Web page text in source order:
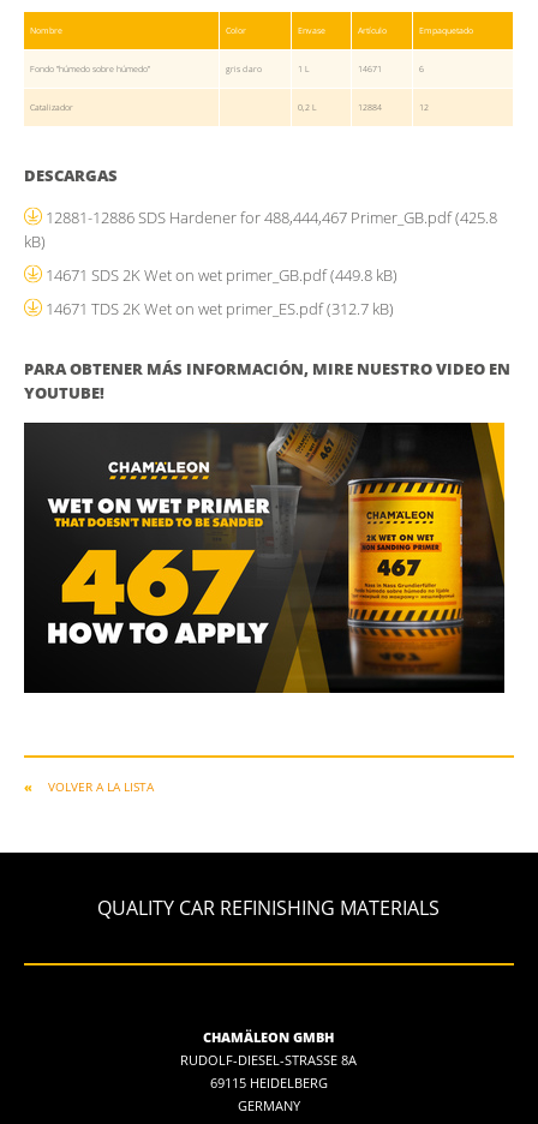
Nombre Color Envase Artículo Empaquetado
Fondo "húmedo sobre húmedo" gris claro 1 L 14671 6
Catalizador 0,2 L 12884 12
DESCARGAS
12881-12886 SDS Hardener for 488,444,467 Primer_GB.pdf(425.8
kB)
14671 SDS 2K Wet on wet primer_GB.pdf(449.8 kB)
14671 TDS 2K Wet on wet primer_ES.pdf(312.7 kB)
PARA OBTENER MÁS INFORMACIÓN, MIRE NUESTRO VIDEO EN
YOUTUBE!
VOLVER A LA LISTA
QUALITY CAR REFINISHING MATERIALS
CHAMÄLEON GMBH
RUDOLF-DIESEL-STRASSE 8A
69115 HEIDELBERG
GERMANY